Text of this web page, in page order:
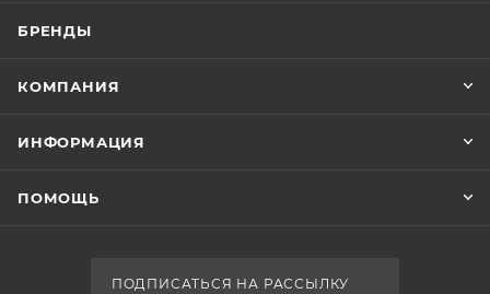
БРЕНДЫ
КОМПАНИЯ
ИНФОРМАЦИЯ
ПОМОЩЬ
ПОДПИСАТЬСЯ НА РАССЫЛКУ